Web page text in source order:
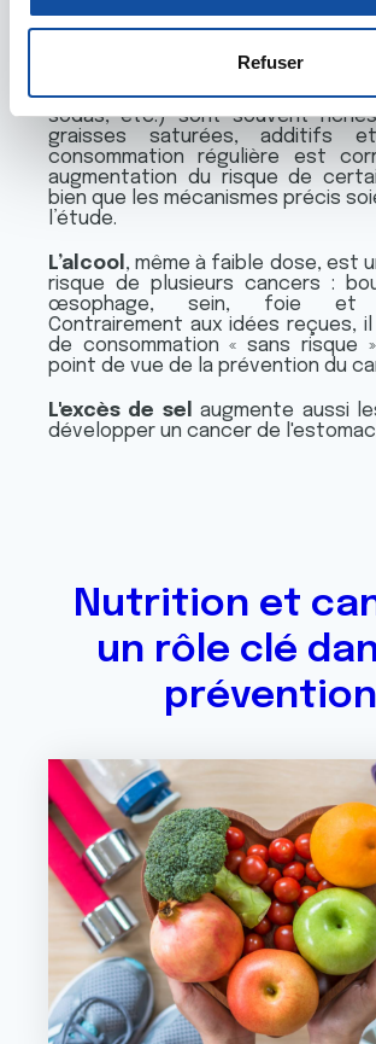
votre consentement à tout moment à
déclaration sur les cookies.
Les cookies nous permettent de
et les annonces, d'offrir des
médias sociaux et d'analyser notre
partageons également des informations
publicité et d'analyse, qui peuvent
avec d'autres informations que vous
ou qu'ils ont collectées lors de votre
services.
t
Refuser
favorise l’apparition de cancers
du cancer colorectal.
Les aliments ultra-
préparés industriels, snacks
sodas, etc.) sont souvent
graisses saturées, additifs
consommation régulière est
augmentation du risque de
bien que les mécanismes précis
l’étude.
L’alcool, même à faible dose, est
risque de plusieurs cancers :
œsophage, sein, foie et
Contrairement aux idées reçues, il
de consommation « sans risque
point de vue de la prévention du
L'excès de sel augmente aussi
développer un cancer de
Nutrition et
un rôle clé
prévention